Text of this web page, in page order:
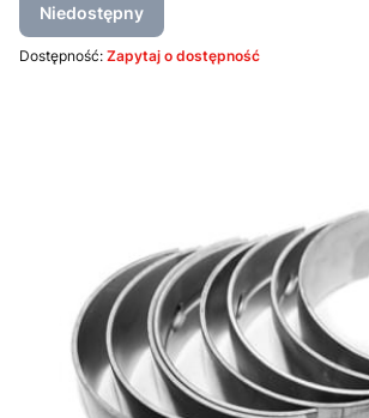
Niedostępny
Dostępność: Zapytaj o dostępność